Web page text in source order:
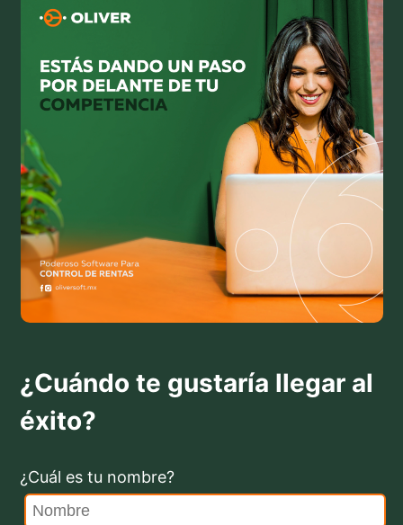
¿Cuándo te gustaría llegar al
éxito?
¿Cuál es tu nombre?